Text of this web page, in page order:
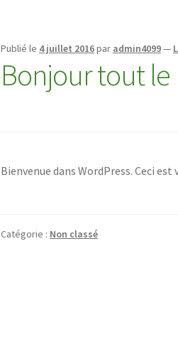
Publié le 4 juillet 2016par admin4099—
Bonjour tout
Bienvenue dans WordPress. Ceci
Catégorie : Non classé